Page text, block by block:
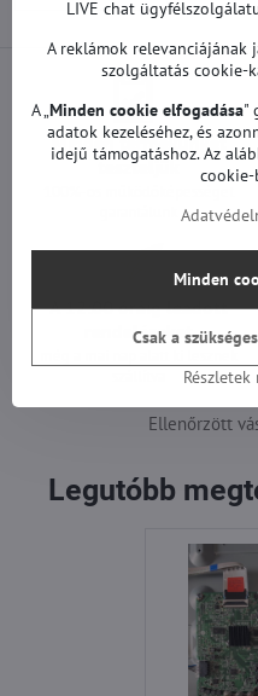
Minden termékünket
teszteljük
A 12:00 óráig leadott
rendeléseket
Ellenőrzött
Legutóbb
LIVE chat
A reklámok relevanciájának
szolgáltatás cookie-
A „Minden cookie elfogadása"
adatok kezeléséhez, és
idejű támogatáshoz. Az
Minden
Csak a